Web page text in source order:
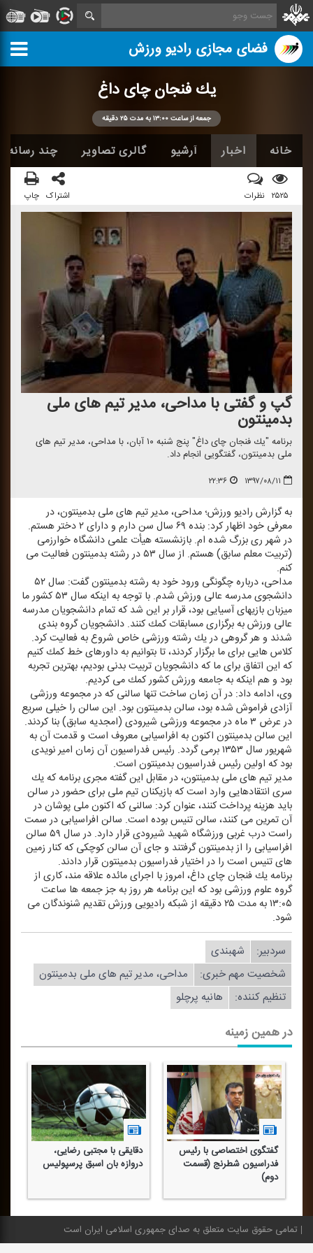
فضای مجازی رادیو ورزش
یك فنجان چای داغ
جمعه از ساعت ۱۳:۰۰ به مدت ۲۵ دقیقه
خانه اخبار آرشیو گالری تصاویر چند رسانه
۲۵۲۵ نظرات اشتراک چاپ
گپ و گفتی با مداحی، مدیر تیم های ملی
بدمینتون
برنامه "یك فنجان چای داغ" پنج شنبه ۱۰ آبان، با مداحی، مدیر تیم های
ملی بدمینتون، گفتگویی انجام داد.
۱۳۹۷/۰۸/۱۱ ۲۲:۳۶
به گزارش رادیو ورزش؛ مداحی، مدیر تیم های ملی بدمینتون، در
معرفی خود اظهار كرد: بنده ۶۹ سال سن دارم و دارای ۲ دختر هستم.
در شهر ری بزرگ شده ام. بازنشسته هیأت علمی دانشگاه خوارزمی
(تربیت معلم سابق) هستم. از سال ۵۳ در رشته بدمینتون فعالیت می
كنم.
مداحی، درباره چگونگی ورود خود به رشته بدمینتون گفت: سال ۵۲
دانشجوی مدرسه عالی ورزش شدم. با توجه به اینكه سال ۵۳ كشور ما
میزبان بازیهای آسیایی بود، قرار بر این شد كه تمام دانشجویان مدرسه
عالی ورزش به برگزاری مسابقات كمك كنند. دانشجویان گروه بندی
شدند و هر گروهی در یك رشته ورزشی خاص شروع به فعالیت كرد.
كلاس هایی برای ما برگزار كردند، تا بتوانیم به داورهای خط كمك كنیم
كه این اتفاق برای ما كه دانشجویان تربیت بدنی بودیم، بهترین تجربه
بود و هم اینكه به جامعه ورزش كشور كمك می كردیم.
وی، ادامه داد: در آن زمان ساخت تنها سالنی كه در مجموعه ورزشی
آزادی فراموش شده بود، سالن بدمینتون بود. این سالن را خیلی سریع
در عرض ۳ ماه در مجموعه ورزشی شیرودی (امجدیه سابق) بنا كردند.
این سالن بدمینتون اكنون به افراسیابی معروف است و قدمت آن به
شهریور سال ۱۳۵۳ برمی گردد. رئیس فدراسیون آن زمان امیر نویدی
بود كه اولین رئیس فدراسیون بدمینتون است.
مدیر تیم های ملی بدمینتون، در مقابل این گفته مجری برنامه كه یك
سری انتقادهایی وارد است كه بازیكنان تیم ملی برای حضور در سالن
باید هزینه پرداخت كنند، عنوان كرد: سالنی كه اكنون ملی پوشان در
آن تمرین می كنند، سالن تنیس بوده است. سالن افراسیابی در سمت
راست درب غربی ورزشگاه شهید شیرودی قرار دارد. در سال ۵۹ سالن
افراسیابی را از بدمینتون گرفتند و جای آن سالن كوچكی كه كنار زمین
های تنیس است را در اختیار فدراسیون بدمینتون قرار دادند.
برنامه یك فنجان چای داغ، امروز با اجرای مائده علاقه مند، كاری از
گروه علوم ورزشی بود كه این برنامه هر روز به جز جمعه ها ساعت
۱۳:۰۵ به مدت ۲۵ دقیقه از شبكه رادیویی ورزش تقدیم شنوندگان می
شود.
سردبیر:
شهبندی
شخصیت مهم خبری:
مداحی، مدیر تیم های ملی بدمینتون
تنظیم كننده:
هانیه پرچلو
در همین زمینه
گفتگوی اختصاصی با رئیس
فدراسیون شطرنج (قسمت
دوم)
دقایقی با مجتبی رضایی،
دروازه بان اسبق پرسپولیس
تمامی حقوق سایت متعلق به صدای جمهوری اسلامی ایران است